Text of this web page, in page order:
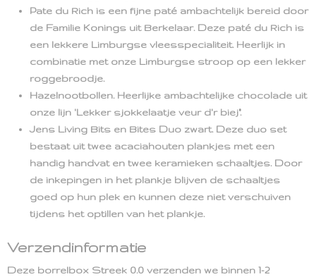
Pate du Rich is een fijne paté ambachtelijk bereid door
de Familie Konings uit Berkelaar. Deze paté du Rich is
een lekkere Limburgse vleesspecialiteit. Heerlijk in
combinatie met onze Limburgse stroop op een lekker
roggebroodje.
Hazelnootbollen. Heerlijke ambachtelijke chocolade uit
onze lijn 'Lekker sjokkelaatje veur d'r biej".
Jens Living Bits en Bites Duo zwart. Deze duo set
bestaat uit twee acaciahouten plankjes met een
handig handvat en twee keramieken schaaltjes. Door
de inkepingen in het plankje blijven de schaaltjes
goed op hun plek en kunnen deze niet verschuiven
tijdens het optillen van het plankje.
Verzendinformatie
Deze borrelbox Streek 0.0 verzenden we binnen 1-2